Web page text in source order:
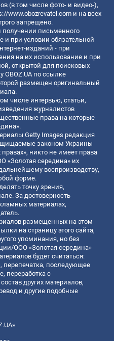
(в том числе фото- и видео-),
www.obozrevatel.com и на всех
запрещено.
получении письменного
и при условии обязательной
изданий - при
на их использование и при
открытой для поисковых
OBOZ.UA по ссылке
размещен оригинальный
числе интервью, статьи,
журналистов
права на которые
Getty Images редакция
законом Украины
никто не имеет права
«Золотая середина» их
воспроизводству,
форме.
точку зрения,
За достоверность
материалах,
размещенных на этом
на страницу этого сайта,
упоминания, но без
ООО «Золотая середина»
будет считаться:
перепечатка, последующее
переработка с
других материалов,
и другие подобные